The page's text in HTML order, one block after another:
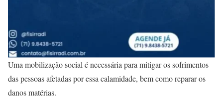
Uma mobilização social é necessária para mitigar os sofrimentos
das pessoas afetadas por essa calamidade, bem como reparar os
danos matérias.